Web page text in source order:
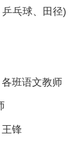
乓球、田径)
班语文教师
锋